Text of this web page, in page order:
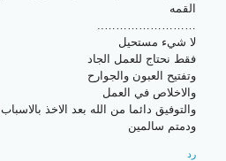
القمه
……………………..
لا شيء مستحيل
فقط نحتاج للعمل الجاد
وتفتيح العبون والجوارح
والاخلاص في العمل
والتوفيق دائما من الله بعد الاخذ بالاسباب
ودمتم سالمين
رد